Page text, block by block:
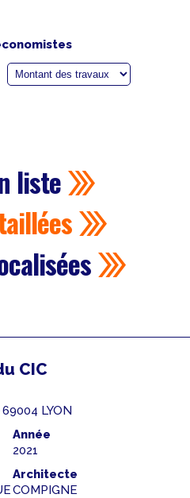
liste
CIC
LYON
Année
2021
Architecte
COMPIGNE